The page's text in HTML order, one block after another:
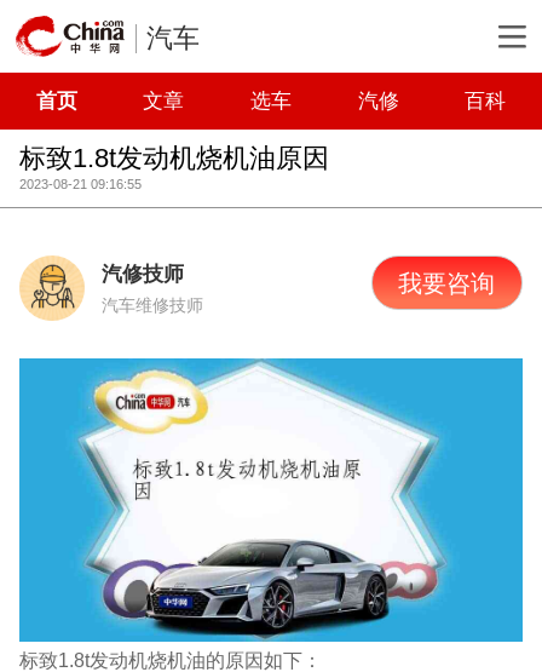
汽车
首页 文章 选车 汽修 百科
标致1.8t发动机烧机油原因
2023-08-21 09:16:55
汽修技师
汽车维修技师
我要咨询
标致1.8t发动机烧机油的原因如下：